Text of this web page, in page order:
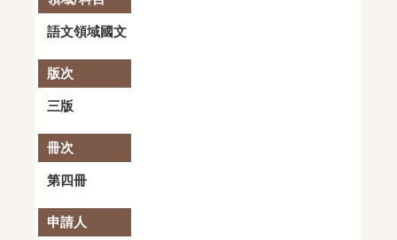
語文領域國文
三版
第四冊